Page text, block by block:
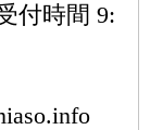
時間 9: